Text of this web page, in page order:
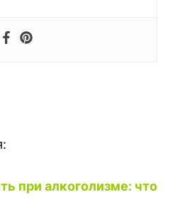
при алкоголизме: что